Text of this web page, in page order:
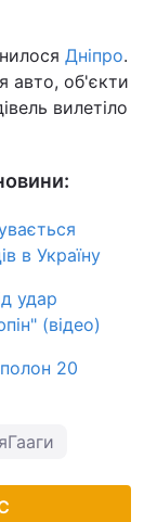
Дніпро.
авто, об'єкти
вилетіло
в Україну
удар
(відео)
20